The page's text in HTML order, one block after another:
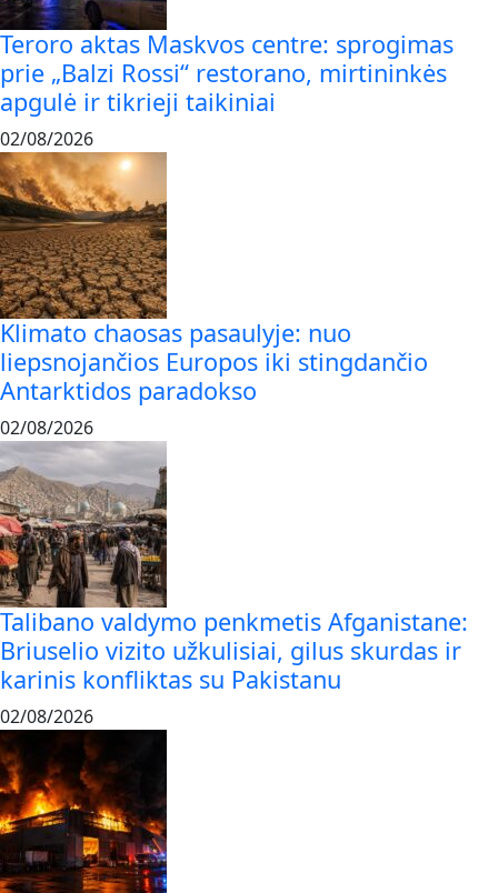
Teroro aktas Maskvos centre: sprogimas
prie „Balzi Rossi“ restorano, mirtininkės
apgulė ir tikrieji taikiniai
02/08/2026
Klimato chaosas pasaulyje: nuo
liepsnojančios Europos iki stingdančio
Antarktidos paradokso
02/08/2026
Talibano valdymo penkmetis Afganistane:
Briuselio vizito užkulisiai, gilus skurdas ir
karinis konfliktas su Pakistanu
02/08/2026